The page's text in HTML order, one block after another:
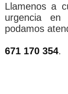
Llamenos a
urgencia
podamos
671 170 354.